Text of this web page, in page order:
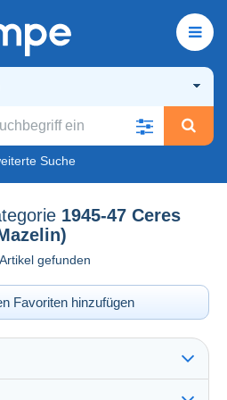
Suche
1945-47 Ceres
gefunden
Favoriten hinzufügen